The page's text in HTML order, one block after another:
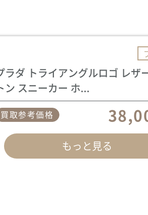
ラダ トライアングルロゴ レザ
ン スニーカー ホ...
買取参考価格
もっと見る